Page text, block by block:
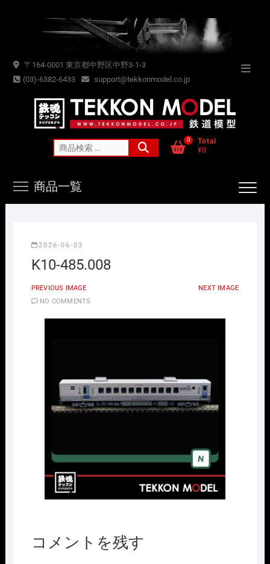
〒164-0001 東京都中野区中野3-1-3
(03)-6382-6433
support@tekkonmodel.co.jp
索
0
Total
¥0
商品一覧
2026-06-03
K10-485.008
PREVIOUS IMAGE
NEXT IMAGE
NO COMMENTS
コメントを残す